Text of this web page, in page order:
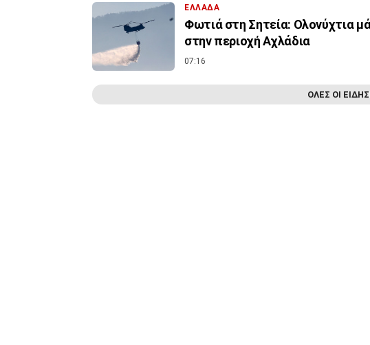
ΕΛΛΑΔΑ
Φωτιά στη Σητεία: Ολονύχτια
στην περιοχή Αχλάδια
07:16
ΟΛΕΣ ΟΙ